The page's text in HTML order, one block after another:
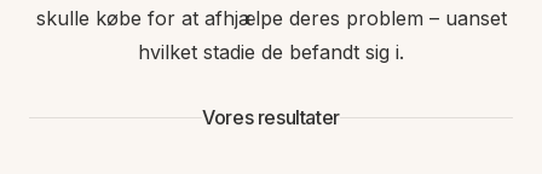
skulle købe for at afhjælpe deres problem – uanset
hvilket stadie de befandt sig i.
Vores resultater